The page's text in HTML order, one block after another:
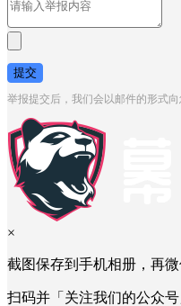
提交
举报提交后，我们会以邮件的形式向
×
截图保存到手机相册，再
扫码并「关注我们的公众